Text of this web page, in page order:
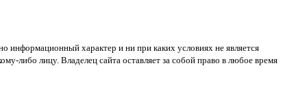
информационный характер и ни при каких условиях не является
либо лицу. Владелец сайта оставляет за собой право в любое время